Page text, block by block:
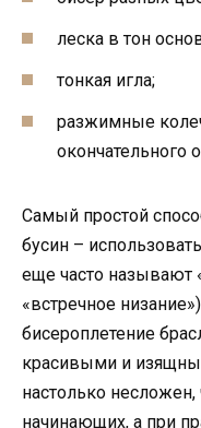
леска в тон
тонкая игла;
разжимные
окончательного
Самый простой
бусин –
еще часто называют
«встречное
бисероплетение
красивыми и
настолько
начинающих, а при